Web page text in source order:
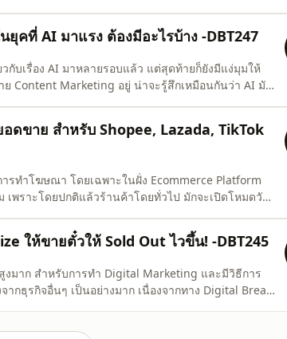
พยายามสรุปคำตอบให้จบตั้งแต่หน้า S
ที่ AI มาแรง ต้องมีอะไรบ้าง -DBT247
บเรื่อง AI มาหลายรอบแล้ว แต่สุดท้ายก็ยังมีแง่มุมให้
Content Marketing อยู่ น่าจะรู้สึกเหมือนกันว่า AI มัน
มาแทน แต่กำลังยกระดับมาตรฐาน ข
ดขาย สำหรับ Shopee, Lazada, TikTok
รทำโฆษณา โดยเฉพาะในฝั่ง Ecommerce Platform
เพราะโดยปกติแล้วร้านค้าโดยทั่วไป มักจะเปิดโหมดวัน
ซึ่งในความเป็นจริงแล้ว ตรงนี้เรียกได้ว่าเป็นโอกาสทองของคนที่พร้อมมา
ให้ขายตั๋วให้ Sold Out ไวขึ้น! -DBT245
มาก สำหรับการทำ Digital Marketing และมีวิธีการ
างมาก เนื่องจากทาง Digital Break